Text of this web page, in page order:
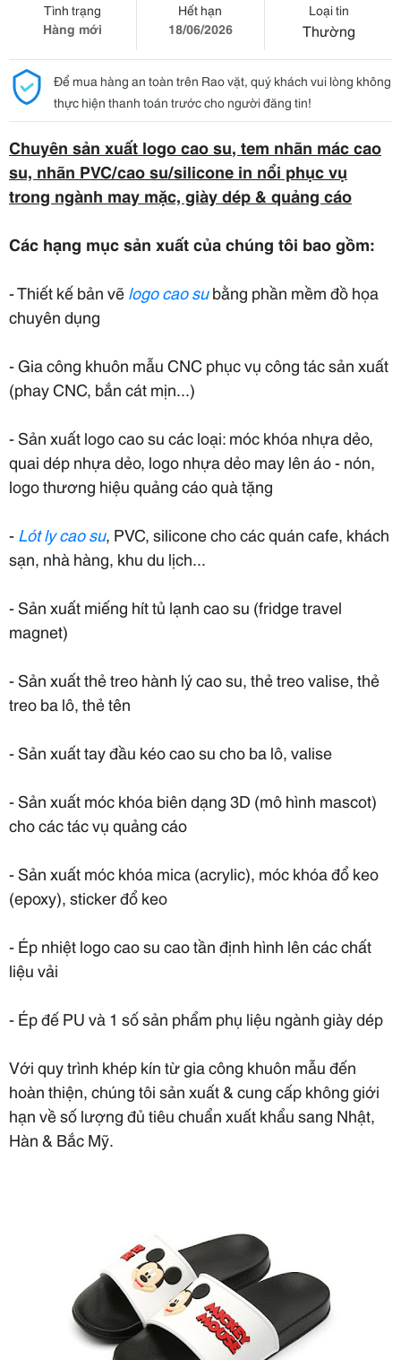
Tình trạng
Hàng mới
Hết hạn
18/06/2026
Loại tin
Thường
Để mua hàng an toàn trên Rao vặt, quý khách vui lòng không
thực hiện thanh toán trước cho người đăng tin!
Chuyên sản xuất logocao su, tem nhãn mác cao
su, nhãn PVC/cao su/silicone in nổi phục vụ
trong ngành may mặc, giày dép & quảng cáo
Các hạng mục sản xuất của chúng tôi bao gồm:
- Thiết kế bản vẽlogocao subằng phần mềm đồ họa
chuyên dụng
- Gia công khuôn mẫu CNC phục vụ công tác sản xuất
(phay CNC, bắn cát mịn...)
- Sản xuất logo cao su các loại: móc khóa nhựa dẻo,
quai dép nhựa dẻo, logo nhựa dẻo may lên áo - nón,
logo thương hiệu quảng cáo quà tặng
-Lót ly cao su, PVC, silicone cho các quán cafe, khách
sạn, nhà hàng, khu du lịch...
- Sản xuất miếng hít tủ lạnh cao su (fridge travel
magnet)
- Sản xuất thẻ treo hành lý cao su, thẻ treo valise, thẻ
treo ba lô, thẻ tên
- Sản xuất tay đầu kéo cao su cho ba lô, valise
- Sản xuất móc khóa biên dạng 3D (mô hình mascot)
cho các tác vụ quảng cáo
- Sản xuất móc khóa mica (acrylic), móc khóa đổ keo
(epoxy), sticker đổ keo
- Ép nhiệt logo cao su cao tần định hình lên các chất
liệu vải
- Ép đế PU và 1 số sản phẩm phụ liệu ngành giày dép
Với quy trình khép kín từ gia công khuôn mẫu đến
hoàn thiện, chúng tôi sản xuất & cung cấp không giới
hạn về số lượng đủ tiêu chuẩn xuất khẩu sang Nhật,
Hàn & Bắc Mỹ.